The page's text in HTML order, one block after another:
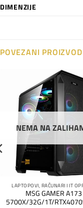
DIMENZIJE
POVEZANI
NEMA NA
LAPTOPOVI, RAČUNARI I IT
MSG GAMER A173
5700X/32G/1T/